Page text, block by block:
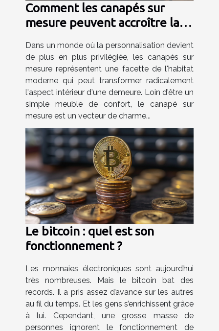
Comment les canapés sur
mesure peuvent accroître la
Dans un monde où la personnalisation devient
de plus en plus privilégiée, les canapés sur
mesure représentent une facette de l'habitat
moderne qui peut transformer radicalement
l'aspect intérieur d'une demeure. Loin d'être un
simple meuble de confort, le canapé sur
mesure est un vecteur de charme...
Le bitcoin : quel est son
fonctionnement ?
Les monnaies électroniques sont aujourd’hui
très nombreuses. Mais le bitcoin bat des
records. Il a pris assez d’avance sur les autres
au fil du temps. Et les gens s’enrichissent grâce
à lui. Cependant, une grosse masse de
personnes ignorent le fonctionnement de